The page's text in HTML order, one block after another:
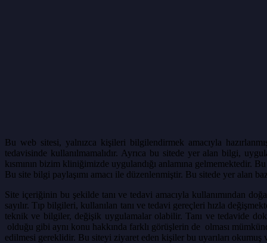
Bu web sitesi, yalnızca kişileri bilgilendirmek amacıyla
tedavisinde kullanılmamalıdır. Ayrıca bu sitede yer alan bilgi,
kısmının bizim kliniğimizde uygulandığı anlamına gelmemektedir.
Bu site bilgi paylaşımı amacı ile düzenlenmiştir. Bu sitede yer alan
Site içeriğinin bu şekilde tanı ve tedavi amacıyla kullanımından
sayılır. Tıp bilgileri, kullanılan tanı ve tedavi gereçleri hızla
teknik ve bilgiler, değişik uygulamalar olabilir. Tanı ve tedavide
olduğu gibi aynı konu hakkında farklı görüşlerin de olması
edilmesi gereklidir. Bu siteyi ziyaret eden kişiler bu uyarıları okumuş